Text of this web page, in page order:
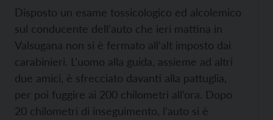
Disposto un esame tossicologico ed alcolemico
sul conducente dell’auto che ieri mattina in
Valsugana non si è fermato all’alt imposto dai
carabinieri. L’uomo alla guida, assieme ad altri
due amici, è sfrecciato davanti alla pattuglia,
per poi fuggire ai 200 chilometri all’ora. Dopo
20 chilometri di inseguimento, l’auto si è